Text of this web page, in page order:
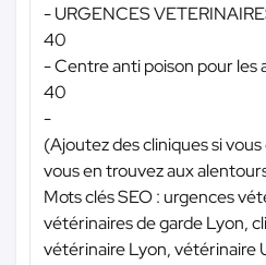
- URGENCES
40
- Centre anti poison pour les
40
-
(Ajoutez des cliniques si
vous en trouvez aux
Mots clés SEO : urgences
vétérinaires de garde Lyon,
vétérinaire Lyon, vétérinaire